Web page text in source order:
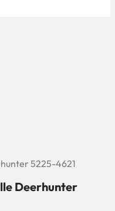
5225-4621
Deerhunter